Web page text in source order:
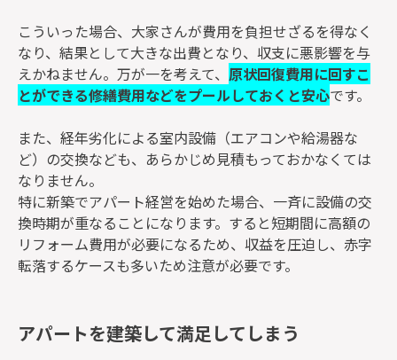
こういった場合、大家さんが費用を負担せざるを得なく
なり、結果として大きな出費となり、収支に悪影響を与
えかねません。万が一を考えて、 原状回復費用に回すこ
とができる修繕費用などをプールしておくと安心です。
また、経年劣化による室内設備（エアコンや給湯器な
ど）の交換なども、あらかじめ見積もっておかなくては
なりません。
特に新築でアパート経営を始めた場合、一斉に設備の交
換時期が重なることになります。すると短期間に高額の
リフォーム費用が必要になるため、収益を圧迫し、赤字
転落するケースも多いため注意が必要です。
アパートを建築して満足してしまう